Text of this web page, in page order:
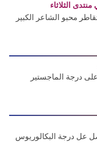
الثلاثاء
محبو الشاعر الكبير
درجة الماجستير
عل درجة البكالوريوس